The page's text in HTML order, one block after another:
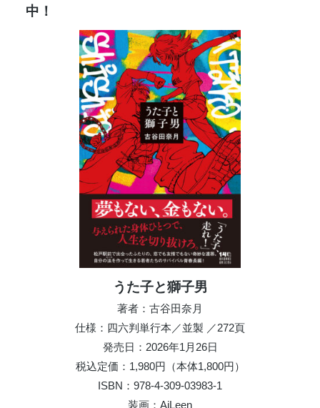
中！
うた子と獅子男
著者：古谷田奈月
仕様：四六判単行本／並製 ／272頁
発売日：2026年1月26日
税込定価：1,980円（本体1,800円）
ISBN：978-4-309-03983-1
装画：AiLeen